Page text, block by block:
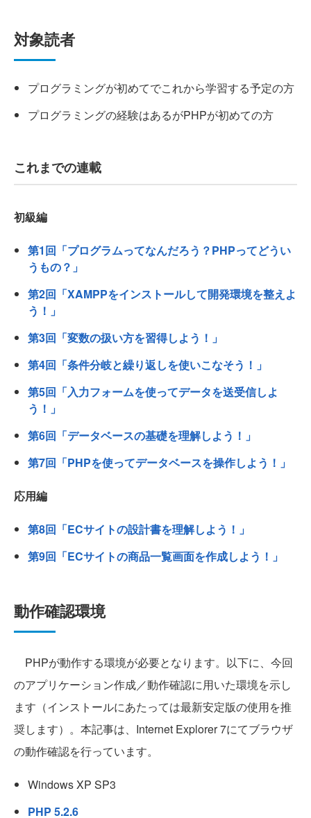
対象読者
プログラミングが初めてでこれから学習する予定の方
プログラミングの経験はあるがPHPが初めての方
これまでの連載
初級編
第1回「プログラムってなんだろう？PHPってどうい
うもの？」
第2回「XAMPPをインストールして開発環境を整えよ
う！」
第3回「変数の扱い方を習得しよう！」
第4回「条件分岐と繰り返しを使いこなそう！」
第5回「入力フォームを使ってデータを送受信しよ
う！」
第6回「データベースの基礎を理解しよう！」
第7回「PHPを使ってデータベースを操作しよう！」
応用編
第8回「ECサイトの設計書を理解しよう！」
第9回「ECサイトの商品一覧画面を作成しよう！」
動作確認環境
PHPが動作する環境が必要となります。以下に、今回
のアプリケーション作成／動作確認に用いた環境を示し
ます（インストールにあたっては最新安定版の使用を推
奨します）。本記事は、Internet Explorer 7にてブラウザ
の動作確認を行っています。
Windows XP SP3
PHP 5.2.6